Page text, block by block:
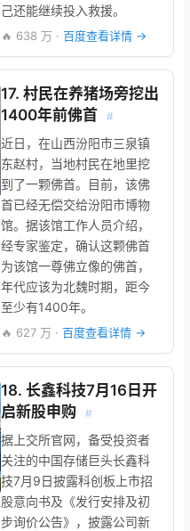
己还能继续投入救援。
🔥 638 万 · 百度查看详情 →
17. 村民在养猪场旁挖出
1400年前佛首
#
近日，在山西汾阳市三泉镇
东赵村，当地村民在地里挖
到了一颗佛首。目前，该佛
首已经无偿交给汾阳市博物
馆。据该馆工作人员介绍，
经专家鉴定，确认这颗佛首
为该馆一尊佛立像的佛首，
年代应该为北魏时期，距今
至少有1400年。
🔥 627 万 · 百度查看详情 →
18. 长鑫科技7月16日开
启新股申购
#
据上交所官网，备受投资者
关注的中国存储巨头长鑫科
技7月9日披露科创板上市招
股意向书及《发行安排及初
步询价公告》，披露公司新